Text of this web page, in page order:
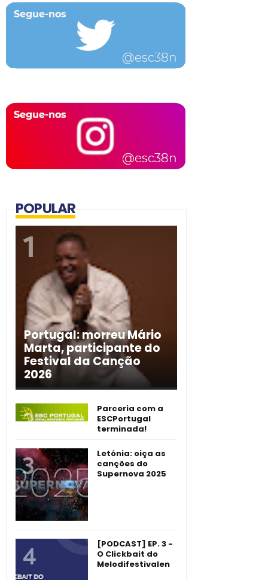
POPULAR
Portugal: morreu Mário
Marta, participante do
Festival da Canção
2026
Parceria com a
ESCPortugal
terminada!
Letónia: oiça as
canções do
Supernova 2025
[PODCAST] EP. 3 -
O Clickbait do
Melodifestivalen